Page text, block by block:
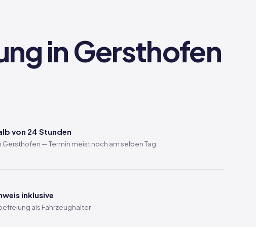
in Gersthofen
von 24 Stunden
Gersthofen — Termin meist noch am selben Tag
inklusive
als Fahrzeughalter